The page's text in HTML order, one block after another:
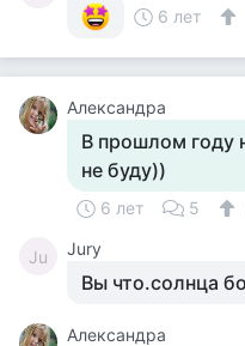
6 лет
Александра
В прошлом году
не буду))
6 лет 5
Ju Jury
Вы что.солнца
Александра